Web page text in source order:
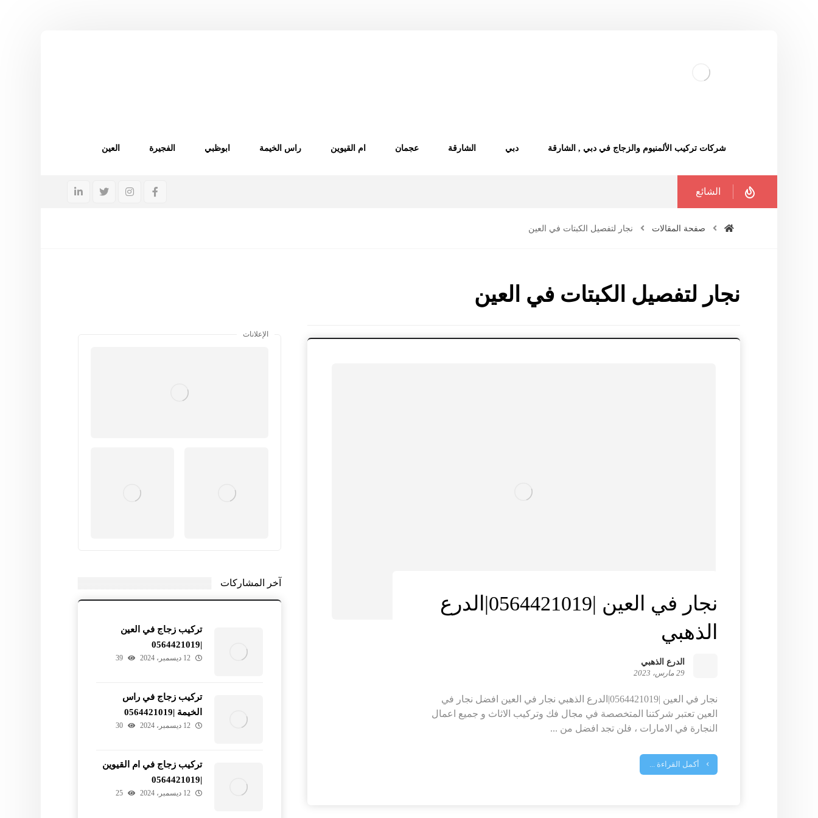
شركات تركيب الألمنيوم والزجاج في دبي , الشارقة دبي الشارقة عجمان ام القيوين راس الخيمة ابوظبي الفجيرة العين
الشائع
صفحة المقالات نجار لتفصيل الكبتات في العين
نجار لتفصيل الكبتات في العين
نجار في العين |0564421019|الدرع
الذهبي
الدرع الذهبي
29 مارس، 2023
نجار في العين |0564421019|الدرع الذهبي نجار في العين افضل نجار في
العين تعتبر شركتنا المتخصصة في مجال فك وتركيب الاثاث و جميع اعمال
النجارة في الامارات ، فلن تجد افضل من ...
أكمل القراءة ...
الإعلانات
آخر المشاركات
تركيب زجاج في العين
|0564421019
12 ديسمبر، 2024 39
تركيب زجاج في راس
الخيمة |0564421019
12 ديسمبر، 2024 30
تركيب زجاج في ام القيوين
|0564421019
12 ديسمبر، 2024 25